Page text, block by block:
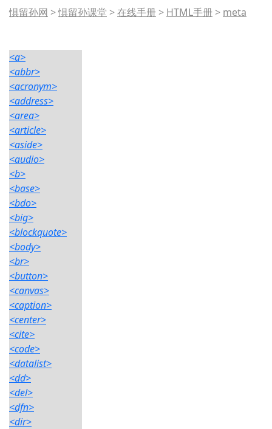
惧留孙网 >惧留孙课堂 >在线手册> HTML手册> meta
<a>
<abbr>
<acronym>
<address>
<area>
<article>
<aside>
<audio>
<b>
<base>
<bdo>
<big>
<blockquote>
<body>
<br>
<button>
<canvas>
<caption>
<center>
<cite>
<code>
<datalist>
<dd>
<del>
<dfn>
<dir>